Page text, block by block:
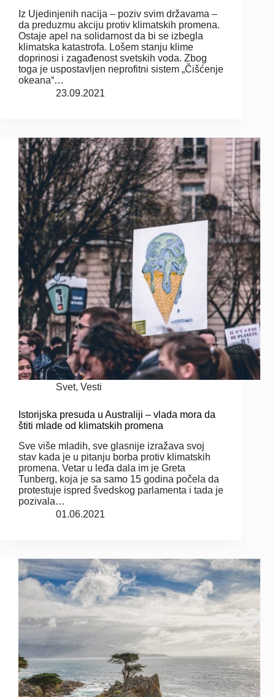
Iz Ujedinjenih nacija – poziv svim državama –
da preduzmu akciju protiv klimatskih promena.
Ostaje apel na solidarnost da bi se izbegla
klimatska katastrofa. Lošem stanju klime
doprinosi i zagađenost svetskih voda. Zbog
toga je uspostavljen neprofitni sistem „Čišćenje
okeana“…
23.09.2021
Svet, Vesti
Istorijska presuda u Australiji – vlada mora da
štiti mlade od klimatskih promena
Sve više mladih, sve glasnije izražava svoj
stav kada je u pitanju borba protiv klimatskih
promena. Vetar u leđa dala im je Greta
Tunberg, koja je sa samo 15 godina počela da
protestuje ispred švedskog parlamenta i tada je
pozivala…
01.06.2021